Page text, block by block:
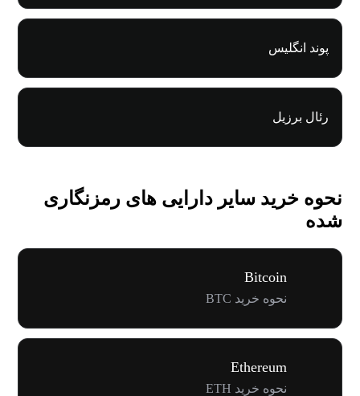
پوند انگلیس
رئال برزیل
نحوه خرید سایر دارایی های رمزنگاری
شده
Bitcoin
نحوه خرید BTC
Ethereum
نحوه خرید ETH